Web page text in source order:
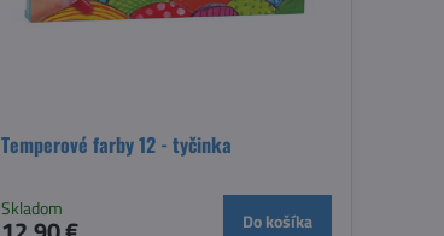
Temperové farby 12 - tyčinka
Skladom
Do košíka